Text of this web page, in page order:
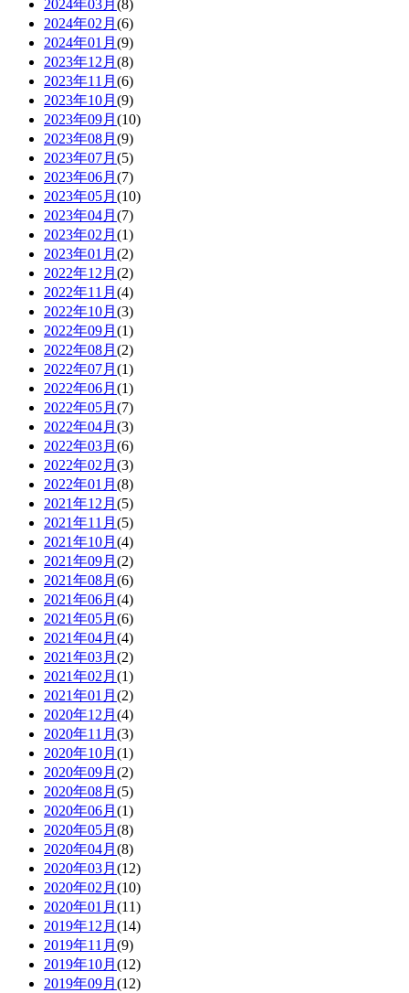
2024年03月 (8)
2024年02月 (6)
2024年01月 (9)
2023年12月 (8)
2023年11月 (6)
2023年10月 (9)
2023年09月 (10)
2023年08月 (9)
2023年07月 (5)
2023年06月 (7)
2023年05月 (10)
2023年04月 (7)
2023年02月 (1)
2023年01月 (2)
2022年12月 (2)
2022年11月 (4)
2022年10月 (3)
2022年09月 (1)
2022年08月 (2)
2022年07月 (1)
2022年06月 (1)
2022年05月 (7)
2022年04月 (3)
2022年03月 (6)
2022年02月 (3)
2022年01月 (8)
2021年12月 (5)
2021年11月 (5)
2021年10月 (4)
2021年09月 (2)
2021年08月 (6)
2021年06月 (4)
2021年05月 (6)
2021年04月 (4)
2021年03月 (2)
2021年02月 (1)
2021年01月 (2)
2020年12月 (4)
2020年11月 (3)
2020年10月 (1)
2020年09月 (2)
2020年08月 (5)
2020年06月 (1)
2020年05月 (8)
2020年04月 (8)
2020年03月 (12)
2020年02月 (10)
2020年01月 (11)
2019年12月 (14)
2019年11月 (9)
2019年10月 (12)
2019年09月 (12)